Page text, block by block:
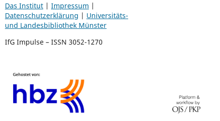
Das Institut| Impressum |
Datenschutzerklärung | Universitäts-
und Landesbibliothek Münster
IfG Impulse – ISSN 3052-1270